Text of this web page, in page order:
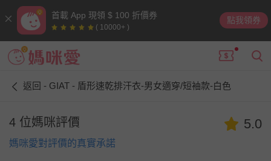
首載 App 現領 $ 100 折價券
( 10000+ )
點我領券
返回 - GIAT - 盾形速乾排汗衣-男女適穿/短袖款-白色
4 位媽咪評價
媽咪愛對評價的真實承諾
5.0